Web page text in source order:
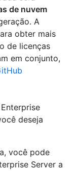
de nuvem
A
obter mais
de licenças
em conjunto,
deseja
você pode
Server a